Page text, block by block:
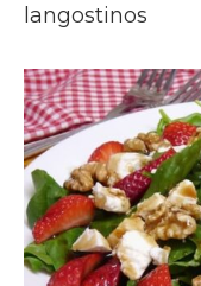
langostinos